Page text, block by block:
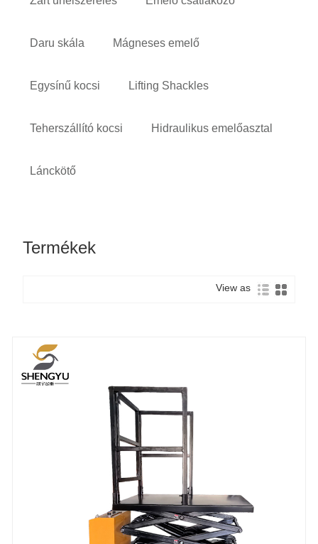
Daru skála Mágneses emelő
Egysínű kocsi Lifting Shackles
Teherszállító kocsi Hidraulikus emelőasztal
Lánckötő
Termékek
View as